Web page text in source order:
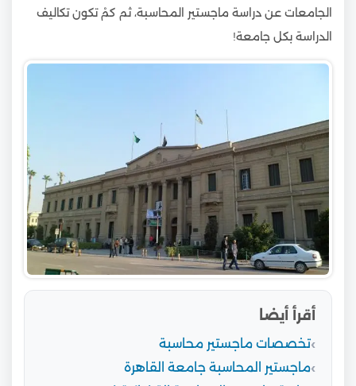
الجامعات عن دراسة ماجستير المحاسبة، ثم كمْ تكون تكاليف
الدراسة بكل جامعة!
أقرأ أيضا
تخصصات ماجستير محاسبة
ماجستير المحاسبة جامعة القاهرة